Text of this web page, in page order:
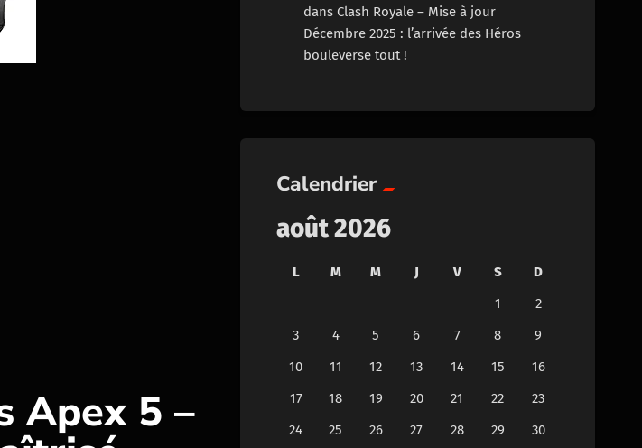
Apex 5 –
dans Clash Royale – Mise à jour
Décembre 2025 : l’arrivée des Héros
bouleverse tout !
Calendrier
août 2026
L M M J V S
D
1
2
3
4 5 6 7 8
9
10
11 12 13 14 15
16
17
18 19 20 21 22
23
24
25 26 27 28 29
30